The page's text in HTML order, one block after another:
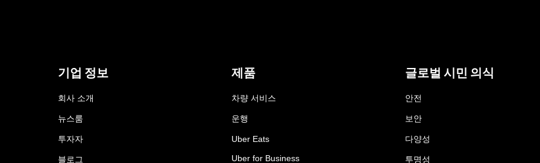
기업 정보
회사 소개
뉴스룸
투자자
블로그
제품
차량 서비스
운행
Uber Eats
Uber for Business
글로벌 시민 의식
안전
보안
다양성
투명성